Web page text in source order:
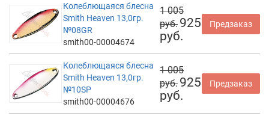
Колеблющаяся блесна
Smith Heaven 13,0гр.
№08GR
smith00-00004674
1 005
руб. 925
руб.
Предзаказ
Колеблющаяся блесна
Smith Heaven 13,0гр.
№10SP
smith00-00004676
1 005
руб. 925
руб.
Предзаказ